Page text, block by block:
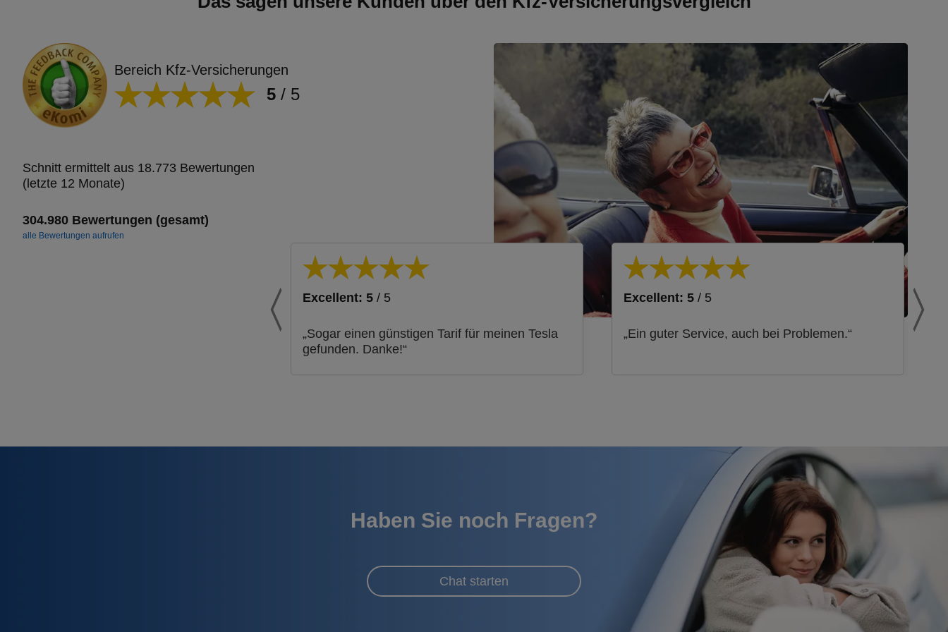
Bereich Kfz-Versicherungen
5 / 5
Schnitt ermittelt aus 18.773 Bewertungen
(letzte 12 Monate)
304.980 Bewertungen (gesamt)
alle Bewertungen aufrufen
Excellent: 5 / 5
„Sogar einen günstigen Tarif für meinen Tesla
gefunden. Danke!“
Excellent: 5 / 5
„Ein guter Service, auch bei Problemen.“
Haben Sie noch Fragen?
Chat starten